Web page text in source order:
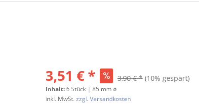
3,51 € * 3,90 € * (10% gespart)
Inhalt:6 Stück | 85 mm ø
inkl. MwSt.zzgl. Versandkosten